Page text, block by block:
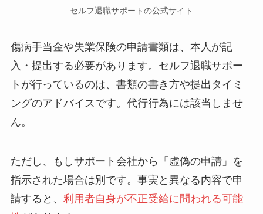
セルフ退職サポートの公式サイト
傷病手当金や失業保険の申請書類は、本人が記
入・提出する必要があります。セルフ退職サポー
トが行っているのは、書類の書き方や提出タイミ
ングのアドバイスです。代行行為には該当しませ
ん。
ただし、もしサポート会社から「虚偽の申請」を
指示された場合は別です。事実と異なる内容で申
請すると、 利用者自身が不正受給に問われる可能